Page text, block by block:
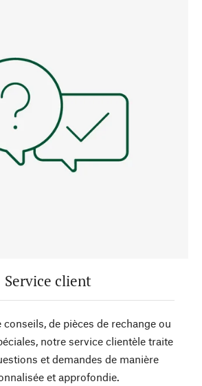
Service client
conseils, de pièces de rechange ou
notre service clientèle traite
et demandes de manière
et approfondie.